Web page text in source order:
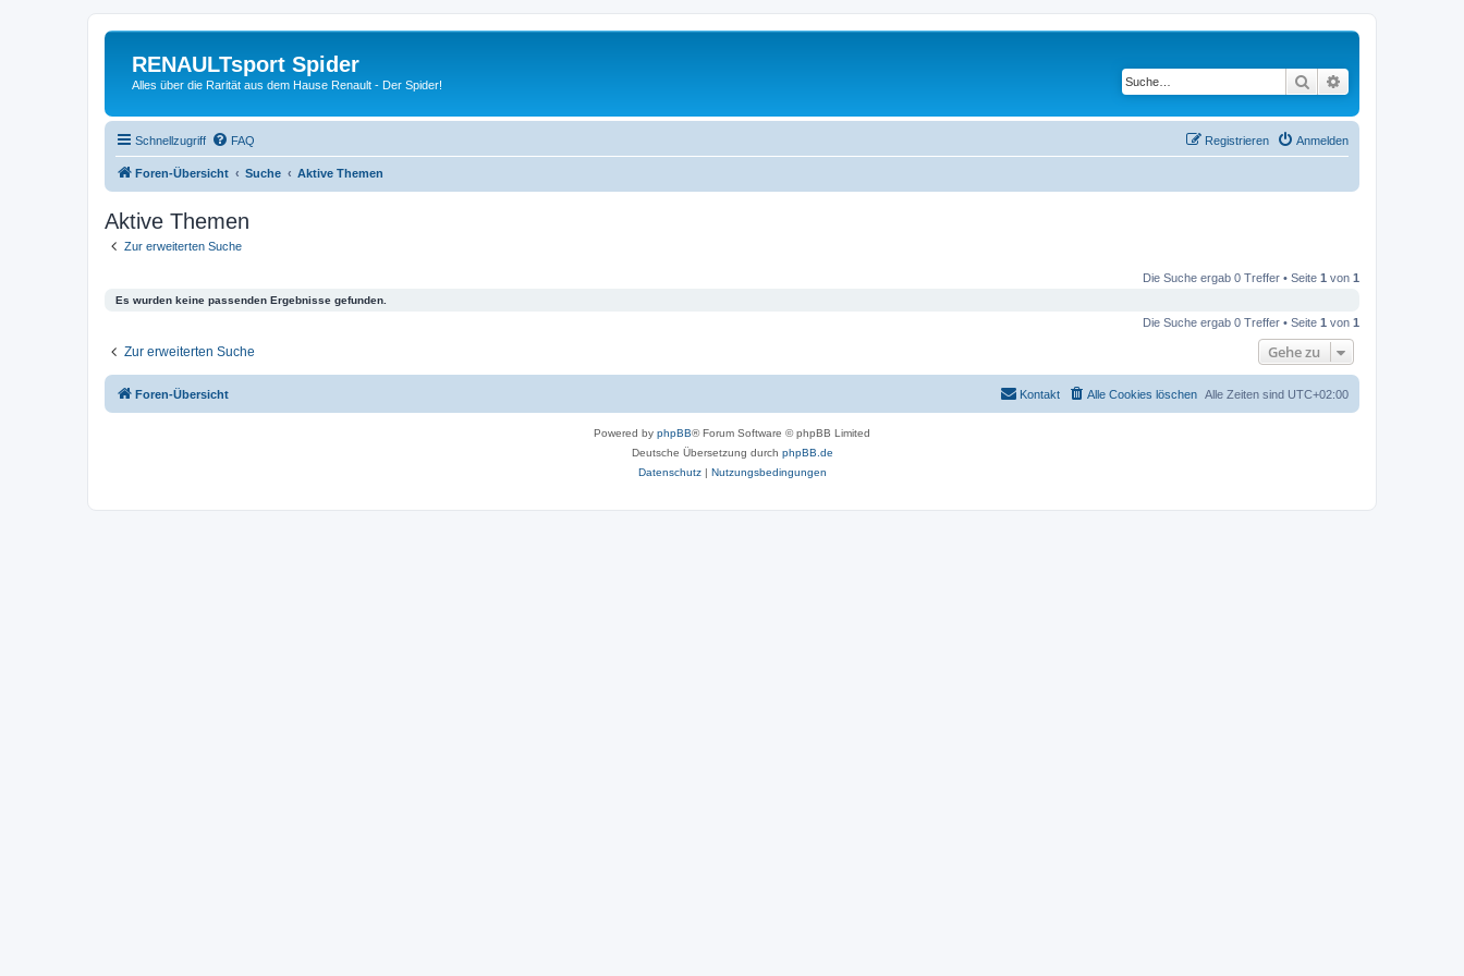
RENAULTsport Spider
Alles über die Rarität aus dem Hause Renault - Der Spider! Suche
Schnellzugriff FAQ Anmelden
Registrieren
Foren-Übersicht Suche Aktive Themen
Aktive Themen
Zur erweiterten Suche
Die Suche ergab 0 Treffer • Seite 1 von 1
Es wurden keine passenden Ergebnisse gefunden.
Die Suche ergab 0 Treffer • Seite 1 von 1
Zur erweiterten Suche Gehe zu
Foren-Übersicht Alle Zeiten sind UTC+02:00
Alle Cookies löschen
Kontakt
Powered by phpBB® Forum Software © phpBB Limited
Deutsche Übersetzung durch phpBB.de
Datenschutz| Nutzungsbedingungen